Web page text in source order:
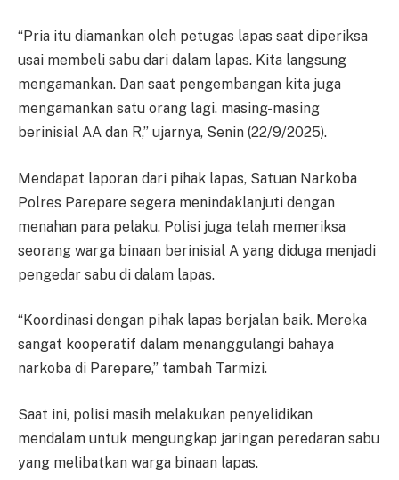
“Pria itu diamankan oleh petugas lapas saat diperiksa
usai membeli sabu dari dalam lapas. Kita langsung
mengamankan. Dan saat pengembangan kita juga
mengamankan satu orang lagi. masing-masing
berinisial AA dan R,” ujarnya, Senin (22/9/2025).
Mendapat laporan dari pihak lapas, Satuan Narkoba
Polres Parepare segera menindaklanjuti dengan
menahan para pelaku. Polisi juga telah memeriksa
seorang warga binaan berinisial A yang diduga menjadi
pengedar sabu di dalam lapas.
“Koordinasi dengan pihak lapas berjalan baik. Mereka
sangat kooperatif dalam menanggulangi bahaya
narkoba di Parepare,” tambah Tarmizi.
Saat ini, polisi masih melakukan penyelidikan
mendalam untuk mengungkap jaringan peredaran sabu
yang melibatkan warga binaan lapas.